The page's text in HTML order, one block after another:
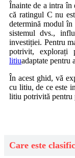
Înainte de a intra în
că ratingul C nu
determină modul în
sistemul dvs.,
investiției. Pentru
potrivit, explorați
litiuadaptate pentru
În acest ghid, vă
cu litiu, de ce este
litiu potrivită pentru
Care este